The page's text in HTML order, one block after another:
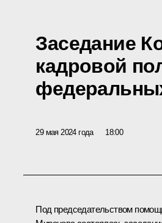
Заседание
кадровой
29 мая 2024 года 18:00
Под председательством